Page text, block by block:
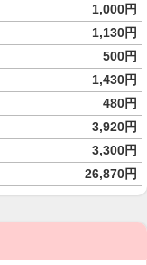
1,000円
1,130円
500円
1,430円
480円
3,920円
3,300円
26,870円